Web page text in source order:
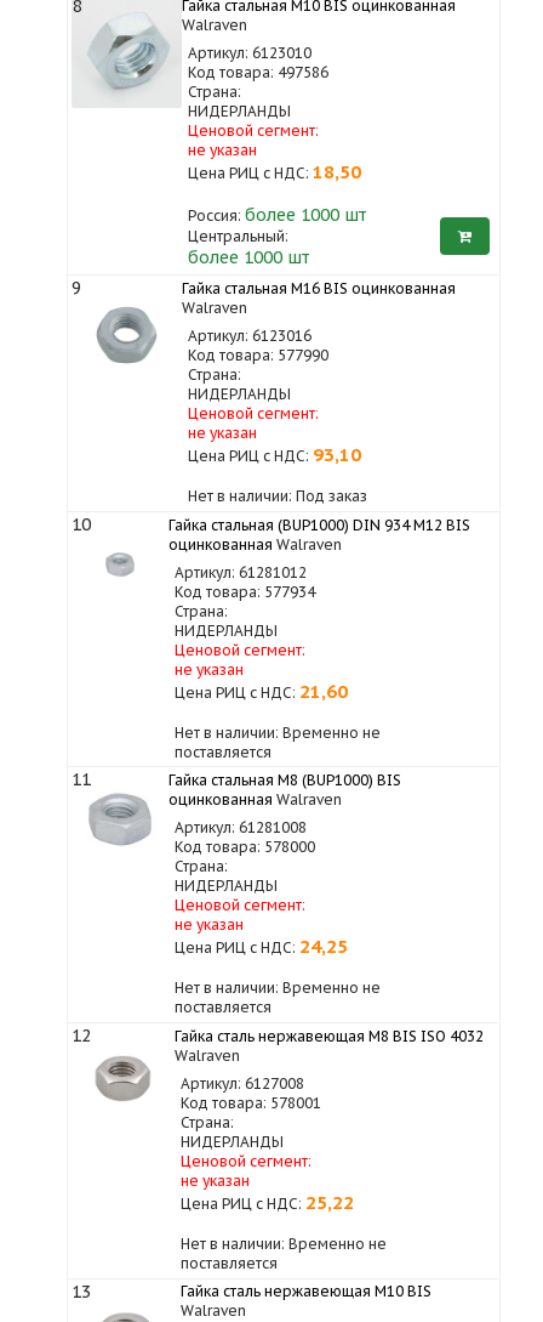
8
Гайка стальная M10 BIS оцинкованная
Walraven
Артикул: 6123010
Код товара: 497586
Страна:
НИДЕРЛАНДЫ
Ценовой сегмент:
не указан
Цена РИЦ с НДС:18,50
Россия:более 1000 шт
Центральный:
более 1000 шт
9
Гайка стальная M16 BIS оцинкованная
Walraven
Артикул: 6123016
Код товара: 577990
Страна:
НИДЕРЛАНДЫ
Ценовой сегмент:
не указан
Цена РИЦ с НДС: 93,10
Нет в наличии: Под заказ
10
Гайка стальная (BUP1000) DIN 934 M12 BIS
оцинкованная Walraven
Артикул: 61281012
Код товара: 577934
Страна:
НИДЕРЛАНДЫ
Ценовой сегмент:
не указан
Цена РИЦ с НДС: 21,60
Нет в наличии: Временно не
поставляется
11
Гайка стальная M8 (BUP1000) BIS
оцинкованная Walraven
Артикул: 61281008
Код товара: 578000
Страна:
НИДЕРЛАНДЫ
Ценовой сегмент:
не указан
Цена РИЦ с НДС: 24,25
Нет в наличии: Временно не
поставляется
12
Гайка сталь нержавеющая M8 BIS ISO 4032
Walraven
Артикул: 6127008
Код товара: 578001
Страна:
НИДЕРЛАНДЫ
Ценовой сегмент:
не указан
Цена РИЦ с НДС: 25,22
Нет в наличии: Временно не
поставляется
13
Гайка сталь нержавеющая M10 BIS
Walraven